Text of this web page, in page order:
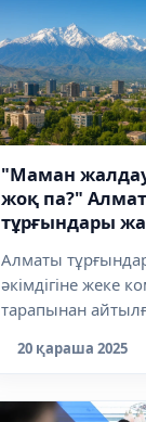
"Маман
жоқ па?"
тұрғындары
Алматы
әкімдігіне жеке
тарапынан
хабарлайды Dal...
20 қараша 2025